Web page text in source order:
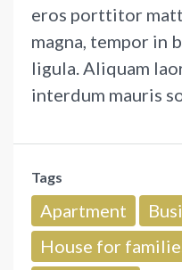
eros porttitor
magna, tempor in
ligula. Aliquam
interdum mauris
Tags
Apartment
House for